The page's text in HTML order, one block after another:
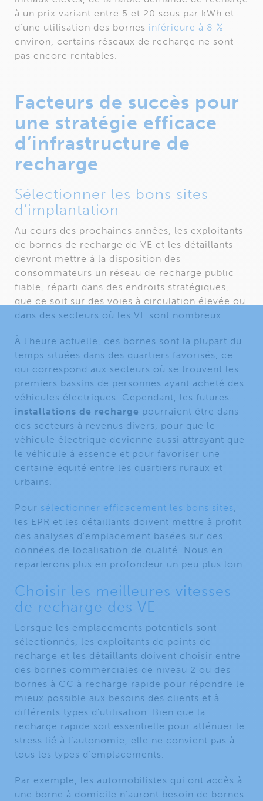
à un prix variant entre 5 et 20 sous par kWh et
d’une utilisation des bornes inférieure à 8 %
environ, certains réseaux de recharge ne sont
pas encore rentables.
Facteurs de succès pour
une stratégie efficace
d’infrastructure de
recharge
Sélectionner les bons sites
d’implantation
Au cours des prochaines années, les exploitants
de bornes de recharge de VE et les détaillants
devront mettre à la disposition des
consommateurs un réseau de recharge public
fiable, réparti dans des endroits stratégiques,
que ce soit sur des voies à circulation élevée ou
dans des secteurs où les VE sont nombreux.
À l’heure actuelle, ces bornes sont la plupart du
temps situées dans des quartiers favorisés, ce
qui correspond aux secteurs où se trouvent les
premiers bassins de personnes ayant acheté des
véhicules électriques. Cependant, les futures
installations de recharge pourraient être dans
des secteurs à revenus divers, pour que le
véhicule électrique devienne aussi attrayant que
le véhicule à essence et pour favoriser une
certaine équité entre les quartiers ruraux et
urbains.
Pour sélectionner efficacement les bons sites,
les EPR et les détaillants doivent mettre à profit
des analyses d’emplacement basées sur des
données de localisation de qualité. Nous en
reparlerons plus en profondeur un peu plus loin.
Choisir les meilleures vitesses
de recharge des VE
Lorsque les emplacements potentiels sont
sélectionnés, les exploitants de points de
recharge et les détaillants doivent choisir entre
des bornes commerciales de niveau 2 ou des
bornes à CC à recharge rapide pour répondre le
mieux possible aux besoins des clients et à
différents types d’utilisation. Bien que la
recharge rapide soit essentielle pour atténuer le
stress lié à l’autonomie, elle ne convient pas à
tous les types d’emplacements.
Par exemple, les automobilistes qui ont accès à
une borne à domicile n’auront besoin de bornes